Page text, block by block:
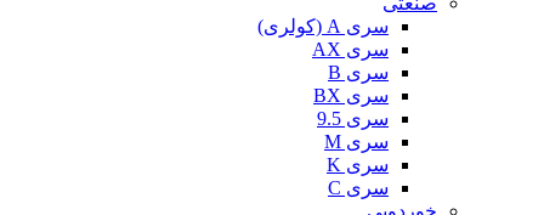
سری A (کولری)
سری AX
سری B
سری BX
سری 9.5
سری M
سری K
سری C
خوردویی